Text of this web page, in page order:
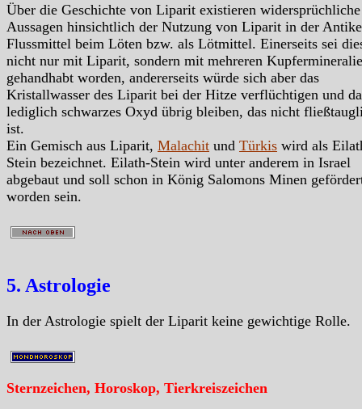
Über die Geschichte von Liparit existieren widersprüchliche
Aussagen hinsichtlich der Nutzung von Liparit in der
Flussmittel beim Löten bzw. als Lötmittel. Einerseits sei
nicht nur mit Liparit, sondern mit mehreren
gehandhabt worden, andererseits würde sich aber das
Kristallwasser des Liparit bei der Hitze verflüchtigen und
lediglich schwarzes Oxyd übrig bleiben, das nicht
ist.
Ein Gemisch aus Liparit, Malachit und Türkis wird als
Stein bezeichnet. Eilath-Stein wird unter anderem in Israel
abgebaut und soll schon in König Salomons Minen
worden sein.
5. Astrologie
In der Astrologie spielt der Liparit keine gewichtige Rolle.
Sternzeichen, Horoskop, Tierkreiszeichen